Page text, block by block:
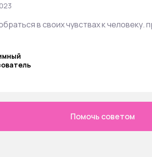
в своих чувствах к человеку.
Помочь советом